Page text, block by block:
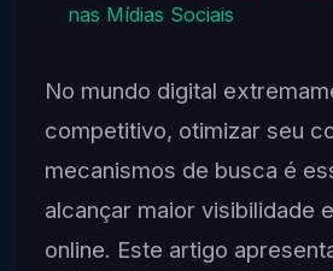
nas Mídias Sociais
No mundo digital
competitivo, otimizar seu
mecanismos de busca é
alcançar maior visibilidade
online. Este artigo